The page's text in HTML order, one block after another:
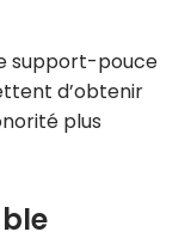
support-pouce
d’obtenir
plus